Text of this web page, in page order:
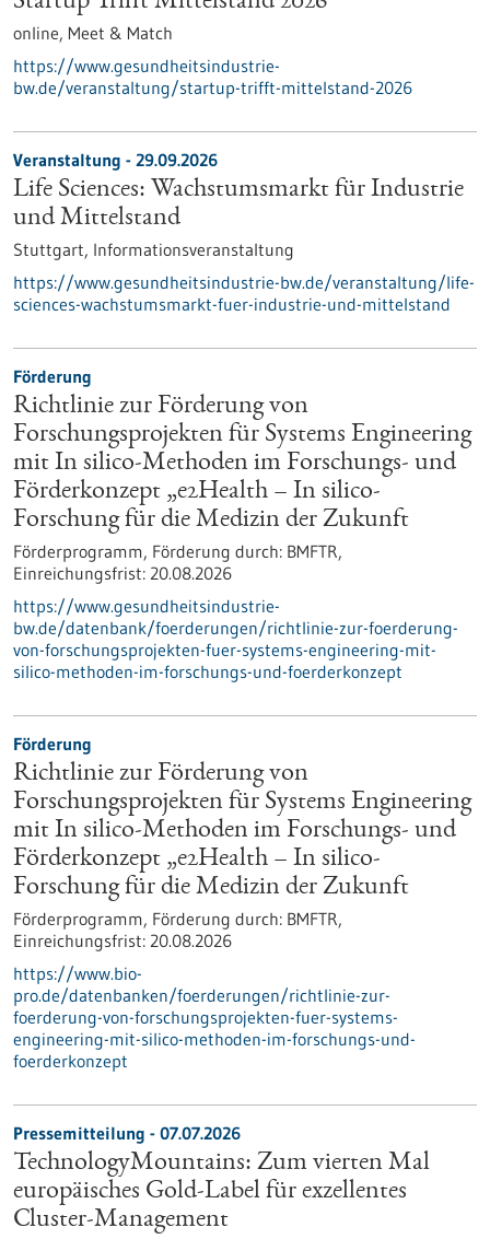
online, Meet & Match
https://www.gesundheitsindustrie-
bw.de/veranstaltung/startup-trifft-mittelstand-2026
Veranstaltung - 29.09.2026
Life Sciences: Wachstumsmarkt für Industrie
und Mittelstand
Stuttgart, Informationsveranstaltung
https://www.gesundheitsindustrie-bw.de/veranstaltung/life-
sciences-wachstumsmarkt-fuer-industrie-und-mittelstand
Förderung
Richtlinie zur Förderung von
Forschungsprojekten für Systems Engineering
mit In silico-Methoden im Forschungs- und
Förderkonzept „e2Health – In silico-
Forschung für die Medizin der Zukunft
Förderprogramm, Förderung durch: BMFTR,
Einreichungsfrist: 20.08.2026
https://www.gesundheitsindustrie-
bw.de/datenbank/foerderungen/richtlinie-zur-foerderung-
von-forschungsprojekten-fuer-systems-engineering-mit-
silico-methoden-im-forschungs-und-foerderkonzept
Förderung
Richtlinie zur Förderung von
Forschungsprojekten für Systems Engineering
mit In silico-Methoden im Forschungs- und
Förderkonzept „e2Health – In silico-
Forschung für die Medizin der Zukunft
Förderprogramm, Förderung durch: BMFTR,
Einreichungsfrist: 20.08.2026
https://www.bio-
pro.de/datenbanken/foerderungen/richtlinie-zur-
foerderung-von-forschungsprojekten-fuer-systems-
engineering-mit-silico-methoden-im-forschungs-und-
foerderkonzept
Pressemitteilung - 07.07.2026
TechnologyMountains: Zum vierten Mal
europäisches Gold-Label für exzellentes
Cluster-Management